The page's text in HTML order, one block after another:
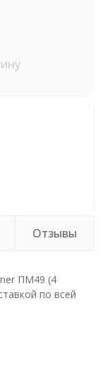
Отзывы
ПМ49 (4
по всей